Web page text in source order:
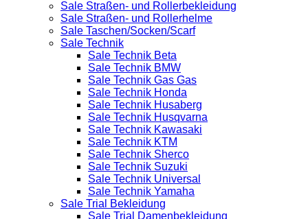
Sale Straßen- und Rollerbekleidung
Sale Straßen- und Rollerhelme
Sale Taschen/Socken/Scarf
Sale Technik
Sale Technik Beta
Sale Technik BMW
Sale Technik Gas Gas
Sale Technik Honda
Sale Technik Husaberg
Sale Technik Husqvarna
Sale Technik Kawasaki
Sale Technik KTM
Sale Technik Sherco
Sale Technik Suzuki
Sale Technik Universal
Sale Technik Yamaha
Sale Trial Bekleidung
Sale Trial Damenbekleidung